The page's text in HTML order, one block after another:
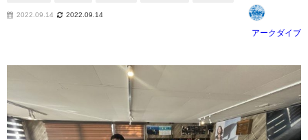
2022.09.14 2022.09.14
アークダイブ